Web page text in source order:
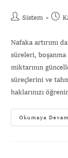
Sistem
Nafaka artırımı
süreleri, boşanma
miktarının
süreçlerini ve
haklarınızı
Okumaya